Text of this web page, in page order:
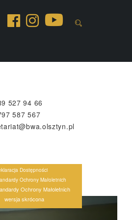
527 94 66
587 567
Dostępności
Ochrony Małoletnich
Ochrony Małoletnich
skrócona